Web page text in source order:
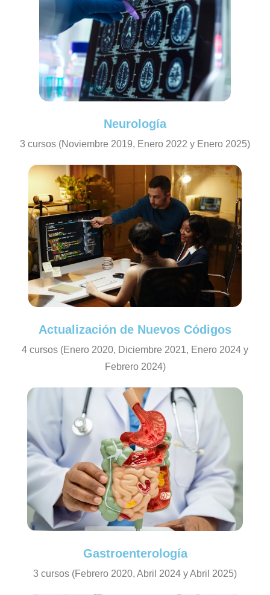
Neurología
3 cursos (Noviembre 2019, Enero 2022 y Enero 2025)
Actualización de Nuevos Códigos
4 cursos (Enero 2020, Diciembre 2021, Enero 2024 y
Febrero 2024)
Gastroenterología
3 cursos (Febrero 2020, Abril 2024 y Abril 2025)